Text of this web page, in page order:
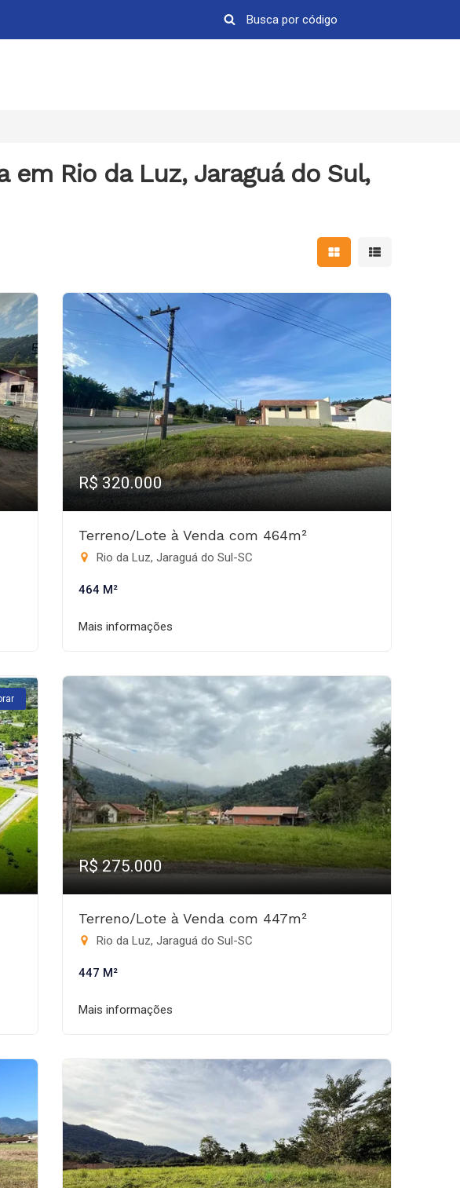
em Rio da Luz, Jaraguá do Sul,
Mostrar resultados em
Mostrar
R$ 320.000
Terreno/Lote à Venda com 464m²
Rio da Luz, Jaraguá do Sul-SC
464 M²
Mais informações
R$ 275.000
Terreno/Lote à Venda com 447m²
Rio da Luz, Jaraguá do Sul-SC
447 M²
Mais informações